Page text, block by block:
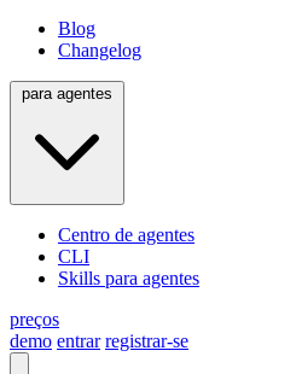
Blog
Changelog
Centro de agentes
CLI
Skills para agentes
preços
demo entrar registrar-se